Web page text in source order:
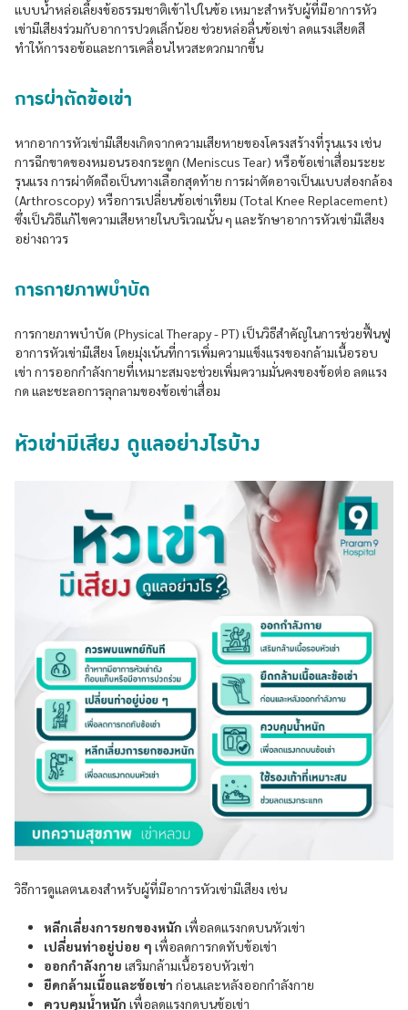
แบบน้ำหล่อเลี้ยงข้อธรรมชาติเข้าไปในข้อ เหมาะสำหรับผู้ที่มีอาการหัว
เข่ามีเสียงร่วมกับอาการปวดเล็กน้อย ช่วยหล่อลื่นข้อเข่า ลดแรงเสียดสี
ทำให้การงอข้อและการเคลื่อนไหวสะดวกมากขึ้น
การผ่าตัดข้อเข่า
หากอาการหัวเข่ามีเสียงเกิดจากความเสียหายของโครงสร้างที่รุนแรง เช่น
การฉีกขาดของหมอนรองกระดูก (Meniscus Tear) หรือข้อเข่าเสื่อมระยะ
รุนแรง การผ่าตัดถือเป็นทางเลือกสุดท้าย การผ่าตัดอาจเป็นแบบส่องกล้อง
(Arthroscopy) หรือการเปลี่ยนข้อเข่าเทียม (Total Knee Replacement)
ซึ่งเป็นวิธีแก้ไขความเสียหายในบริเวณนั้น ๆ และรักษาอาการหัวเข่ามีเสียง
อย่างถาวร
การกายภาพบำบัด
การกายภาพบำบัด (Physical Therapy - PT) เป็นวิธีสำคัญในการช่วยฟื้นฟู
อาการหัวเข่ามีเสียง โดยมุ่งเน้นที่การเพิ่มความแข็งแรงของกล้ามเนื้อรอบ
เข่า การออกกำลังกายที่เหมาะสมจะช่วยเพิ่มความมั่นคงของข้อต่อ ลดแรง
กด และชะลอการลุกลามของข้อเข่าเสื่อม
หัวเข่ามีเสียง ดูแลอย่างไรบ้าง
วิธีการดูแลตนเองสำหรับผู้ที่มีอาการหัวเข่ามีเสียง เช่น
หลีกเลี่ยงการยกของหนัก เพื่อลดแรงกดบนหัวเข่า
เปลี่ยนท่าอยู่บ่อย ๆ เพื่อลดการกดทับข้อเข่า
ออกกำลังกาย เสริมกล้ามเนื้อรอบหัวเข่า
ยืดกล้ามเนื้อและข้อเข่า ก่อนและหลังออกกำลังกาย
ควบคุมน้ำหนัก เพื่อลดแรงกดบนข้อเข่า